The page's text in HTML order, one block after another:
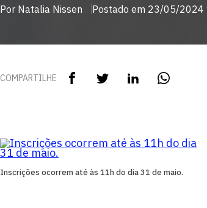
Por Natalia Nissen Postado em 23/05/2024
COMPARTILHE
Inscrições ocorrem até às 11h do dia 31 de maio.